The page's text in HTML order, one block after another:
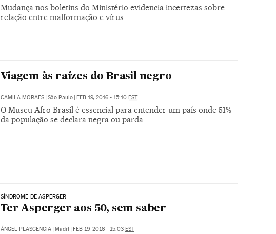
Mudança nos boletins do Ministério evidencia incertezas sobre
relação entre malformação e vírus
Viagem às raízes do Brasil negro
CAMILA MORAES São Paulo FEB 19, 2016 - 15:10 EST
O Museu Afro Brasil é essencial para entender um país onde 51%
da população se declara negra ou parda
SÍNDROME DE ASPERGER
Ter Asperger aos 50, sem saber
ÁNGEL PLASCENCIA | Madri | FEB 19, 2016 - 15:03 EST